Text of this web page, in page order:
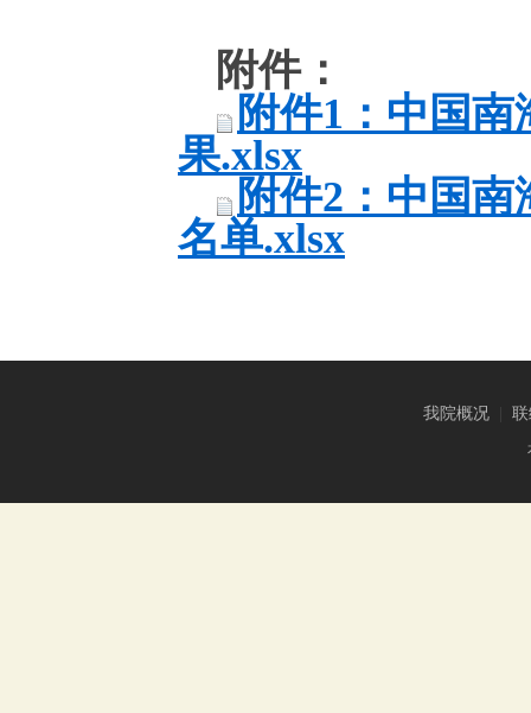
附件：
附件1：中国
果.xlsx
附件2：中国
名单.xlsx
我院概况